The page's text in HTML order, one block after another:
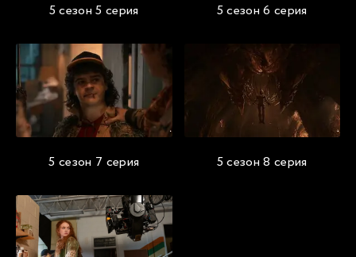
5 сезон 5 серия 5 сезон 6 серия
5 сезон 7 серия 5 сезон 8 серия